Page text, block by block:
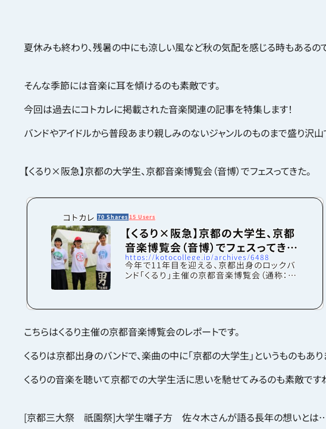
夏休みも終わり、残暑の中にも涼しい風など秋の気配を感じる時もあるの
そんな季節には音楽に耳を傾けるのも素敵です。
今回は過去にコトカレに掲載された音楽関連の記事を特集します！
バンドやアイドルから普段あまり親しみのないジャンルのものまで盛り沢山
【くるり×阪急】京都の大学生、京都音楽博覧会（音博）でフェスってきた。
コトカレ 70 Shares 15 Users
【くるり×阪急】京都の大学生、京都
音楽博覧会（音博）でフェスってき
た。
https://kotocollege.jp/archives/6488
今年で11年目を迎える、京都出身のロックバ
ンド「くるり」主催の京都音楽博覧会（通称：音
博全体のレポートを紹介しましたが、今回は
音博で潜入した舞台裏とくるりの皆さんの華
す！音博（全体レポート）はこちらからリアルに
テージ脇の関係者の出入り口に到着。今回は
特別...
こちらはくるり主催の京都音楽博覧会のレポートです。
くるりは京都出身のバンドで、楽曲の中に「京都の大学生」というものもあり
くるりの音楽を聴いて京都での大学生活に思いを馳せてみるのも素敵です
[京都三大祭 祇園祭]大学生囃子方 佐々木さんが語る長年の想いとは…